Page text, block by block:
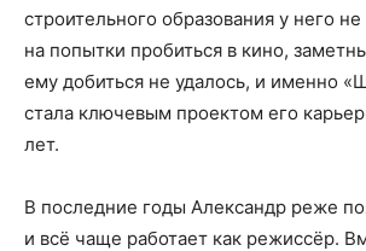
строительного образования у него
на попытки пробиться в кино,
ему добиться не удалось, и именно
стала ключевым проектом его
лет.
В последние годы Александр реже
и всё чаще работает как режиссёр.